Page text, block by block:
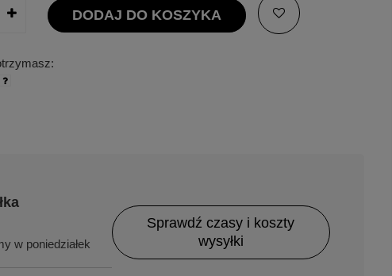
DODAJ DO KOSZYKA
w poniedziałek
Sprawdź czasy i koszty
wysyłki